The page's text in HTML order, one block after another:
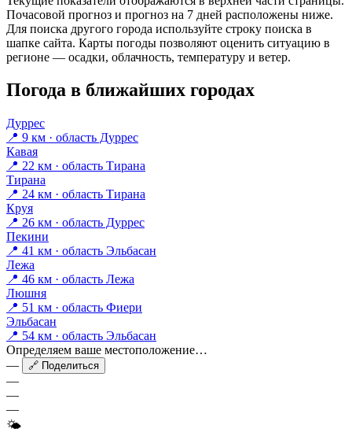
Почасовой прогноз и прогноз на 7 дней расположены ниже.
Для поиска другого города используйте строку поиска в
шапке сайта. Карты погоды позволяют оценить ситуацию в
регионе — осадки, облачность, температуру и ветер.
Погода в ближайших городах
Дуррес
📍 9 км · область Дуррес
Кавая
📍 22 км · область Тирана
Тирана
📍 24 км · область Тирана
Круя
📍 26 км · область Дуррес
Пекини
📍 41 км · область Эльбасан
Лежа
📍 46 км · область Лежа
Люшня
📍 51 км · область Фиери
Эльбасан
📍 54 км · область Эльбасан
Определяем ваше местоположение…
—
🔗 Поделиться
—
—
—
🌤